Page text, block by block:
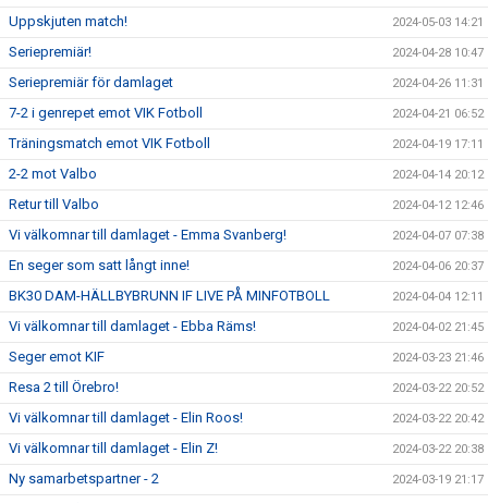
Uppskjuten match! 2024-05-03 14:21
Seriepremiär! 2024-04-28 10:47
Seriepremiär för damlaget 2024-04-26 11:31
7-2 i genrepet emot VIK Fotboll 2024-04-21 06:52
Träningsmatch emot VIK Fotboll 2024-04-19 17:11
2-2 mot Valbo 2024-04-14 20:12
Retur till Valbo 2024-04-12 12:46
Vi välkomnar till damlaget - Emma Svanberg! 2024-04-07 07:38
En seger som satt långt inne! 2024-04-06 20:37
BK30 DAM-HÄLLBYBRUNN IF LIVE PÅ MINFOTBOLL 2024-04-04 12:11
Vi välkomnar till damlaget - Ebba Räms! 2024-04-02 21:45
Seger emot KIF 2024-03-23 21:46
Resa 2 till Örebro! 2024-03-22 20:52
Vi välkomnar till damlaget - Elin Roos! 2024-03-22 20:42
Vi välkomnar till damlaget - Elin Z! 2024-03-22 20:38
Ny samarbetspartner - 2 2024-03-19 21:17